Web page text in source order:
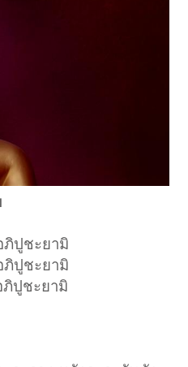
ภิปูชะยามิ
ภิปูชะยามิ
ภิปูชะยามิ